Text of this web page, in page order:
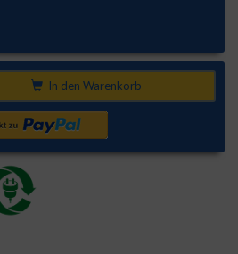
In den Warenkorb